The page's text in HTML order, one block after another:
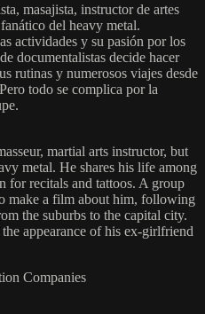
masajista, instructor de artes
del heavy metal.
actividades y su pasión por los
documentalistas decide hacer
rutinas y numerosos viajes desde
todo se complica por la
martial arts instructor, but
metal. He shares his life among
for recitals and tattoos. A group
make a film about him, following
the suburbs to the capital city.
appearance of his ex-girlfriend
Companies